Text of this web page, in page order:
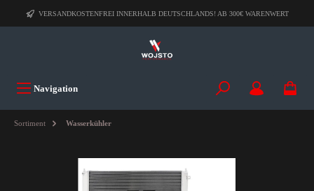
VERSANDKOSTENFREI INNERHALB DEUTSCHLANDS! AB 300€ WARENWERT
Navigation
Sortiment Wasserkühler